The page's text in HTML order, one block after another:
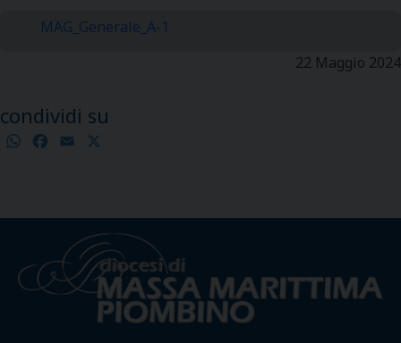
MAG_Generale_A-1
22 Maggio 2024
condividi su
WhatsApp
Facebook
Email